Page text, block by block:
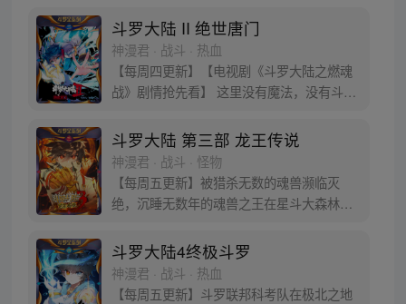
斗罗大陆 II 绝世唐门
神漫君 · 战斗 · 热血
【每周四更新】【电视剧《斗罗大陆之燃魂
战》剧情抢先看】 这里没有魔法，没有斗
后的斗罗大陆上，唐门式微，一代天骄霍雨
浩横空出世，一切的神奇都将一一展现。 唐
门暗器能否重振雄风，唐门能否重现辉煌，
一切尽绝世唐门！
斗罗大陆 第三部 龙王传说
神漫君 · 战斗 · 怪物
【每周五更新】被猎杀无数的魂兽濒临灭
绝，沉睡无数年的魂兽之王在星斗大森林最
魂”遇上执着而顽强的少年唐舞麟，万众瞩目
的武魂传奇将再次被书写。我们不期待奇
迹，但要给奇迹一个机会。
斗罗大陆4终极斗罗
神漫君 · 战斗 · 热血
【每周五更新】斗罗联邦科考队在极北之地